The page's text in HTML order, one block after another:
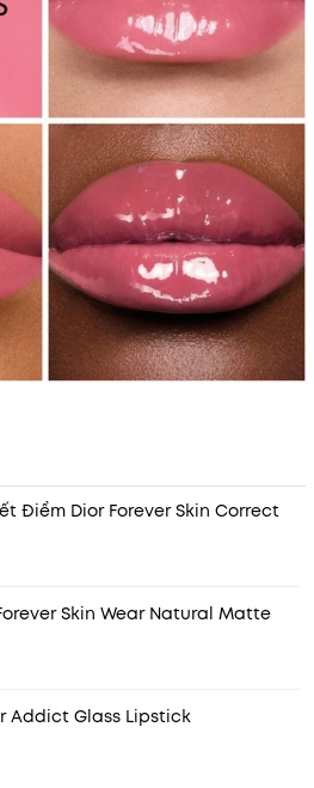
Điểm Dior Forever Skin Correct
Skin Wear Natural Matte
Addict Glass Lipstick